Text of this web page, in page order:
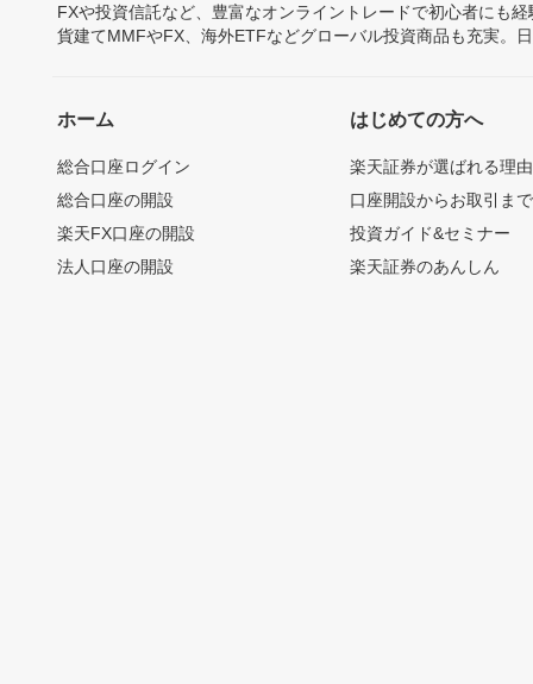
FXや投資信託など、豊富なオンライントレードで初心者にも
貨建てMMFやFX、海外ETFなどグローバル投資商品も充実。
ホーム
総合口座ログイン
総合口座の開設
楽天FX口座の開設
法人口座の開設
はじめての方へ
楽天証券が選ばれる理由
口座開設からお取引ま
投資ガイド&セミナー
楽天証券のあんしん